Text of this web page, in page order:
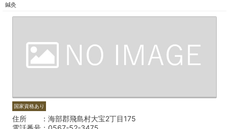
鍼灸
国家資格あり
住所
海部郡飛島村大宝2丁目175